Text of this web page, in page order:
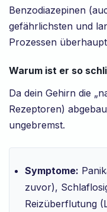
Benzodiazepinen
gefährlichsten und
Prozessen
Warum ist er so
Da dein Gehirn die
Rezeptoren)
ungebremst.
Symptome:
zuvor),
Reizüberflutung